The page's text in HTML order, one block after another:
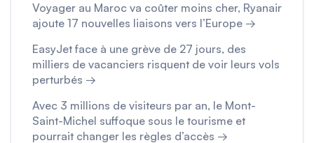
Voyager au Maroc va coûter moins cher, Ryanair
ajoute 17 nouvelles liaisons vers l’Europe →
EasyJet face à une grève de 27 jours, des
milliers de vacanciers risquent de voir leurs vols
perturbés →
Avec 3 millions de visiteurs par an, le Mont-
Saint-Michel suffoque sous le tourisme et
pourrait changer les règles d’accès →